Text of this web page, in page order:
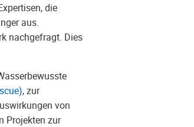
die
aus.
nachgefragt. Dies
, zur
von
Projekten zur